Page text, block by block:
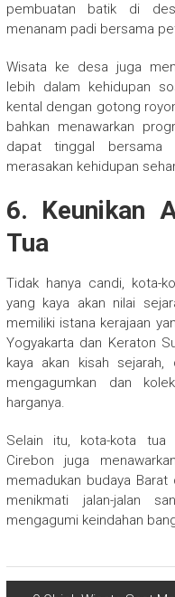
pembuatan batik di
menanam padi bersama
Wisata ke desa juga
lebih dalam kehidupan
kental dengan gotong
bahkan menawarkan
dapat tinggal bersama
merasakan kehidupan
6. Keunikan
Tua
Tidak hanya candi, kota-
yang kaya akan nilai
memiliki istana kerajaan
Yogyakarta dan Keraton
kaya akan kisah sejarah,
mengagumkan dan
harganya.
Selain itu, kota-kota tua
Cirebon juga
memadukan budaya
menikmati jalan-jalan
mengagumi keindahan